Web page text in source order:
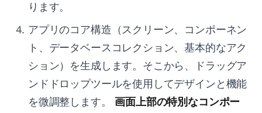
ります。
アプリのコア構造（スクリーン、コンポーネン
ト、データベースコレクション、基本的なアク
ション）を生成します。そこから、ドラッグア
ンドドロップツールを使用してデザインと機能
を微調整します。画面上部の特別なコンポー